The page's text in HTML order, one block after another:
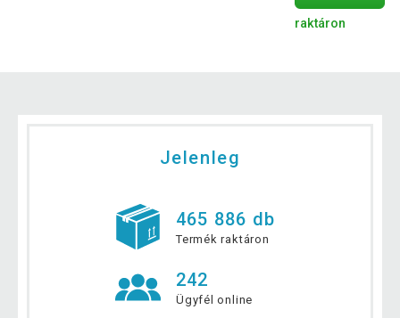
raktáron
Jelenleg
465 886 db
Termék raktáron
242
Ügyfél online